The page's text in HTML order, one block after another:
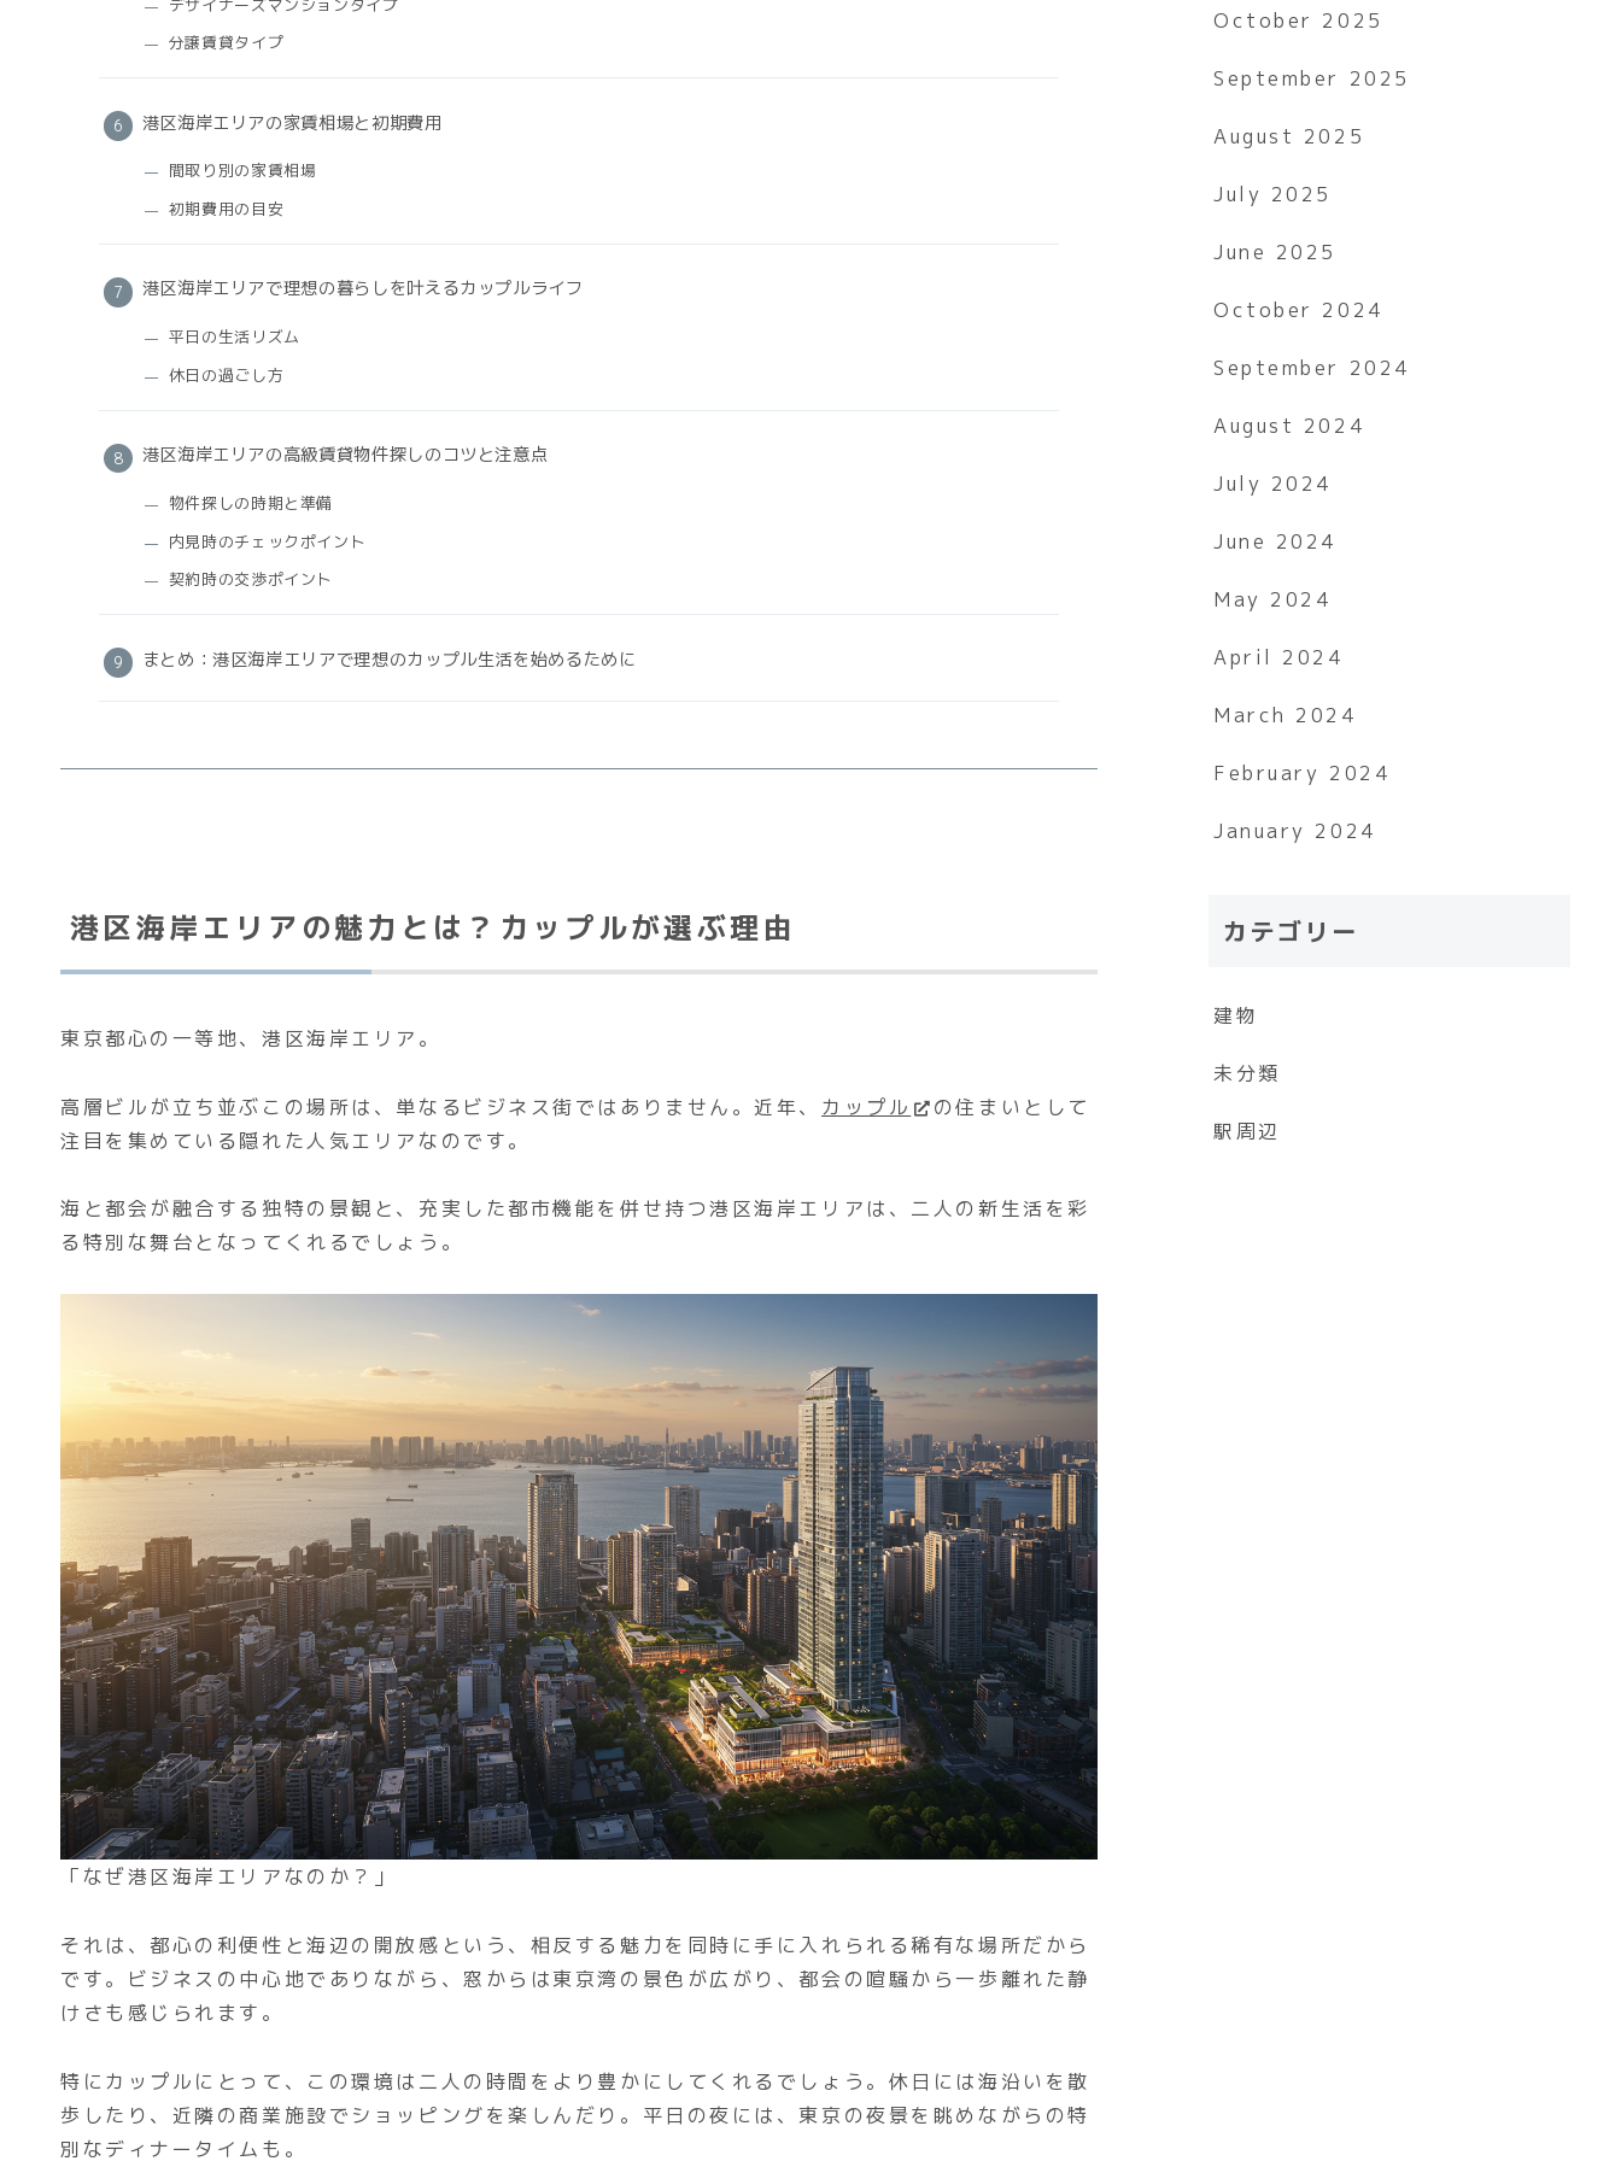
デザイナーズマンションタイプ
分譲賃貸タイプ
港区海岸エリアの家賃相場と初期費用
間取り別の家賃相場
初期費用の目安
港区海岸エリアで理想の暮らしを叶えるカップルライフ
平日の生活リズム
休日の過ごし方
港区海岸エリアの高級賃貸物件探しのコツと注意点
物件探しの時期と準備
内見時のチェックポイント
契約時の交渉ポイント
まとめ：港区海岸エリアで理想のカップル生活を始めるために
港区海岸エリアの魅力とは？カップルが選ぶ理由
東京都心の一等地、港区海岸エリア。
高層ビルが立ち並ぶこの場所は、単なるビジネス街ではありません。近年、 カップル
の住まいとして
注目を集めている隠れた人気エリアなのです。
海と都会が融合する独特の景観と、充実した都市機能を併せ持つ港区海岸エリアは、二人の新生活を彩
る特別な舞台となってくれるでしょう。
「なぜ港区海岸エリアなのか？」
それは、都心の利便性と海辺の開放感という、相反する魅力を同時に手に入れられる稀有な場所だから
です。ビジネスの中心地でありながら、窓からは東京湾の景色が広がり、都会の喧騒から一歩離れた静
けさも感じられます。
特にカップルにとって、この環境は二人の時間をより豊かにしてくれるでしょう。休日には海沿いを散
歩したり、近隣の商業施設でショッピングを楽しんだり。平日の夜には、東京の夜景を眺めながらの特
別なディナータイムも。
October 2025
September 2025
August 2025
July 2025
June 2025
October 2024
September 2024
August 2024
July 2024
June 2024
May 2024
April 2024
March 2024
February 2024
January 2024
カテゴリー
建物
未分類
駅周辺